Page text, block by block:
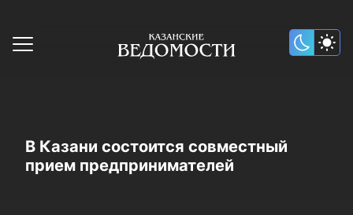
В Казани состоится совместный
прием предпринимателей